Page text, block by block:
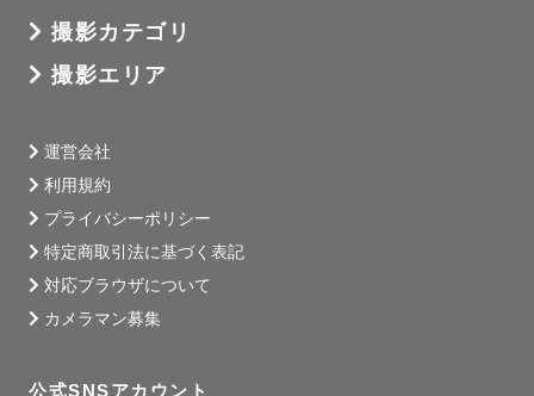
撮影カテゴリ
撮影エリア
運営会社
利用規約
プライバシーポリシー
特定商取引法に基づく表記
対応ブラウザについて
カメラマン募集
公式SNSアカウント